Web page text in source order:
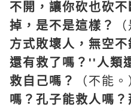
不開，讓你砍也砍
掉，是不是這樣？
方式敗壞人，無空
還有救了嗎？''人類
救自己嗎？
（不能。
嗎？孔子能救人嗎